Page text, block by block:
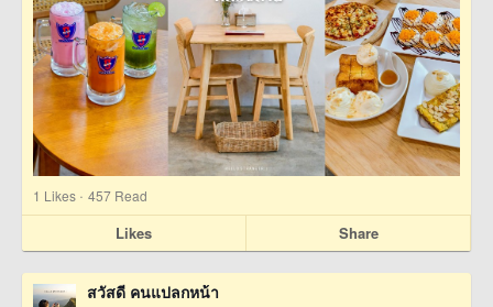
1 Likes · 457 Read
Likes Share
สวัสดี คนแปลกหน้า